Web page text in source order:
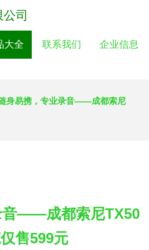
司
大全 联系我们 企业信息
身易携，专业录音——成都索尼
音——成都索尼TX50
售599元